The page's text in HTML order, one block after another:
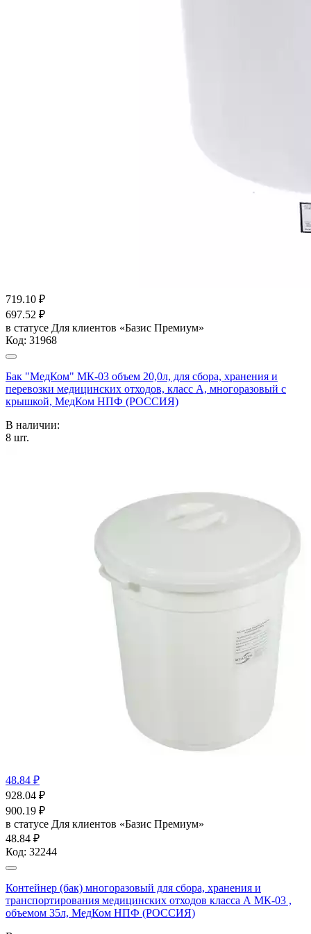
719.10 ₽
697.52 ₽
в статусе Для клиентов «Базис Премиум»
Код: 31968
Бак "МедКом" МК-03 объем 20,0л, для сбора, хранения и
перевозки медицинских отходов, класс А, многоразовый с
крышкой, МедКом НПФ (РОССИЯ)
В наличии:
8 шт.
48.84 ₽
928.04 ₽
900.19 ₽
в статусе Для клиентов «Базис Премиум»
48.84 ₽
Код: 32244
Контейнер (бак) многоразовый для сбора, хранения и
транспортирования медицинских отходов класса А МК-03 ,
объемом 35л, МедКом НПФ (РОССИЯ)